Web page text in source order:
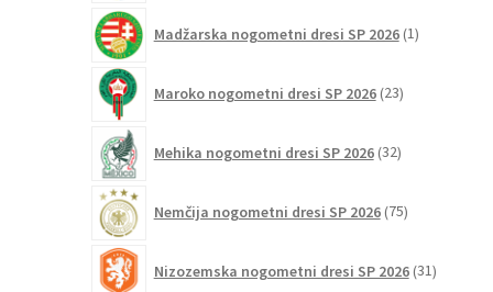
Madžarska nogometni dresi SP 2026 1izdelek
Maroko nogometni dresi SP 2026 23izdelkov
Mehika nogometni dresi SP 2026 32izdelkov
Nemčija nogometni dresi SP 2026 75izdelkov
Nizozemska nogometni dresi SP 2026 31izdelkov